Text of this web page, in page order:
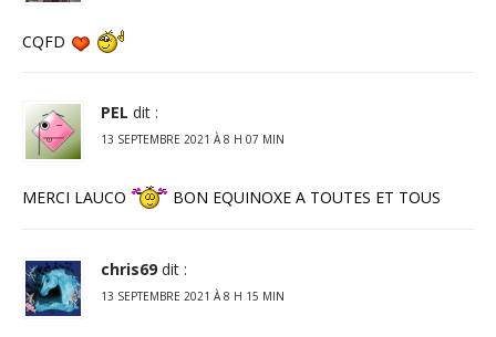
CQFD
PEL dit :
13 SEPTEMBRE 2021 À 8 H 07 MIN
MERCI LAUCO BON EQUINOXE A TOUTES ET TOUS
chris69 dit :
13 SEPTEMBRE 2021 À 8 H 15 MIN